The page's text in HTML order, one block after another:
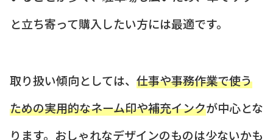
と立ち寄って購入したい方には最適です。
取り扱い傾向としては、 仕事や事務作業で使う
ための実用的なネーム印や補充インクが中心とな
ります。おしゃれなデザインのものは少ないかも